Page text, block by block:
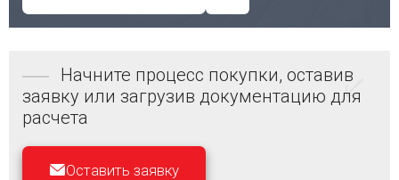
Начните процесс покупки, оставив
заявку или загрузив документацию для
расчета
Оставить заявку